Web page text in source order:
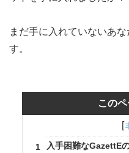
まだ手に入れていないあ
す。
この
入手困難なGazettE